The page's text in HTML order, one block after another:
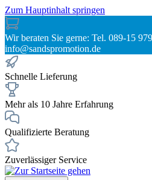
Zum Hauptinhalt springen
Wir beraten Sie gerne: Tel. 089-15
info@sandspromotion.de
Schnelle Lieferung
Mehr als 10 Jahre Erfahrung
Qualifizierte Beratung
Zuverlässiger Service